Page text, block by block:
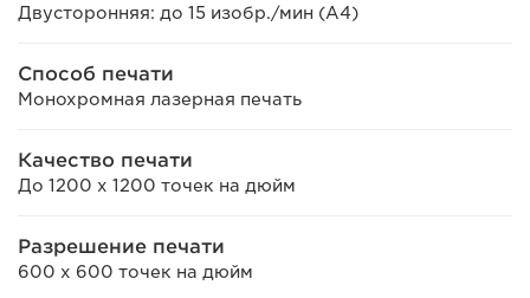
Двусторонняя: до 15 изобр./мин (A4)
Способ печати
Монохромная лазерная печать
Качество печати
До 1200 х 1200 точек на дюйм
Разрешение печати
600 x 600 точек на дюйм